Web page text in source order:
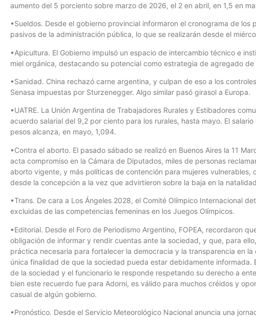
aumento del 5 porciento sobre marzo de 2026, el 2 en abril, en 1,5 en
•Sueldos. Desde el gobierno provincial informaron el cronograma de
pasivos de la administración pública, lo que se realizarán desde el
•Apicultura. El Gobierno impulsó un espacio de intercambio técnico e
miel orgánica, destacando su potencial como estrategia de agregado
•Sanidad. China rechazó carne argentina, y culpan de eso a los
Senasa impuestas por Sturzenegger. Algo similar pasó girasol a Europa.
•UATRE. La Unión Argentina de Trabajadores Rurales y Estibadores
acuerdo salarial del 9,2 por ciento para los rurales, hasta mayo. El
pesos alcanza, en mayo, 1,094.
•Contra el aborto. El pasado sábado se realizó en Buenos Aires la 11
acta compromiso en la Cámara de Diputados, miles de personas
aborto vigente, y más políticas de contención para mujeres vulnerables,
desde la concepción a la vez que advirtieron sobre la baja en la
•Trans. De cara a Los Ángeles 2028, el Comité Olímpico Internacional
excluidas de las competencias femeninas en los Juegos Olímpicos.
•Editorial. Desde el Foro de Periodismo Argentino, FOPEA, recordaron
obligación de informar y rendir cuentas ante la sociedad, y que, para
práctica necesaria para fortalecer la democracia y la transparencia en
única finalidad de que la sociedad pueda estar debidamente informada.
de la sociedad y el funcionario le responde respetando su derecho a
bien este recuerdo fue para Adorni, es válido para muchos créidos y
casual de algún gobierno.
•Pronóstico. Desde el Servicio Meteorológico Nacional anuncia una